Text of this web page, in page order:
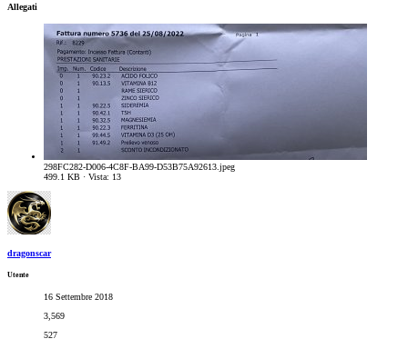
Allegati
298FC282-D006-4C8F-BA99-D53B75A92613.jpeg
499.1 KB · Vista: 13
dragonscar
Utente
16 Settembre 2018
3,569
527